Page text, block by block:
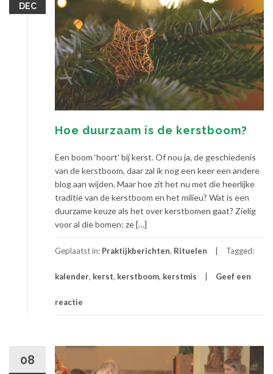
DEC
Hoe duurzaam is de kerstboom?
Een boom ‘hoort’ bij kerst. Of nou ja, de geschiedenis
van de kerstboom, daar zal ik nog een keer een andere
blog aan wijden. Maar hoe zit het nu met die heerlijke
traditie van de kerstboom en het milieu? Wat is een
duurzame keuze als het over kerstbomen gaat? Zielig
voor al die bomen: ze […]
Geplaatst in: Praktijkberichten, Rituelen Tagged:
kalender, kerst, kerstboom, kerstmis Geef een
reactie
08